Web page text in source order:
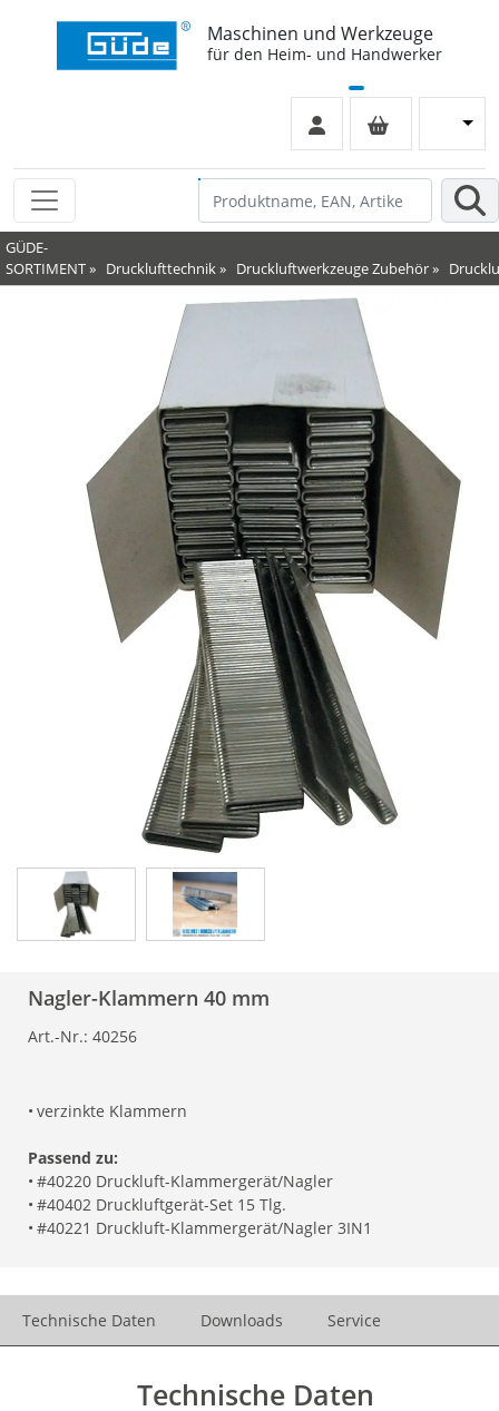
Maschinen und Werkzeuge
für den Heim- und Handwerker
GÜDE-
SORTIMENT» Drucklufttechnik» Druckluftwerkzeuge Zubehör»
Nagler-Klammern 40 mm
Art.-Nr.: 40256
• verzinkte Klammern
Passend zu:
• #40220 Druckluft-Klammergerät/Nagler
• #40402 Druckluftgerät-Set 15 Tlg.
• #40221 Druckluft-Klammergerät/Nagler 3IN1
Technische Daten Downloads Service
Technische Daten